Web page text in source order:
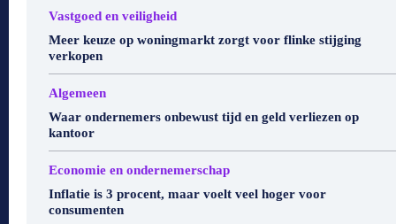
Vastgoed en veiligheid
Meer keuze op woningmarkt zorgt voor flinke stijging
verkopen
Algemeen
Waar ondernemers onbewust tijd en geld verliezen op
kantoor
Economie en ondernemerschap
Inflatie is 3 procent, maar voelt veel hoger voor
consumenten